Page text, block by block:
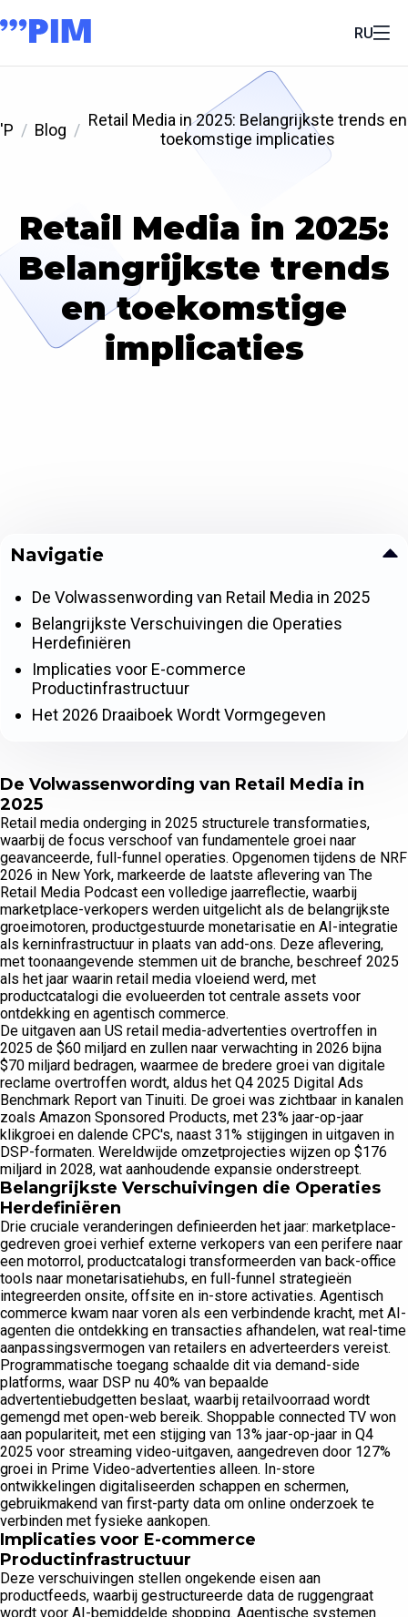
RU
'P Blog
Retail Media in 2025: Belangrijkste trends en
toekomstige implicaties
Retail Media in 2025:
Belangrijkste trends
en toekomstige
implicaties
De Volwassenwording van Retail Media in
2025
Retail media onderging in 2025 structurele transformaties,
waarbij de focus verschoof van fundamentele groei naar
geavanceerde, full-funnel operaties. Opgenomen tijdens de NRF
2026 in New York, markeerde de laatste aflevering van The
Retail Media Podcast een volledige jaarreflectie, waarbij
marketplace-verkopers werden uitgelicht als de belangrijkste
groeimotoren, productgestuurde monetarisatie en AI-integratie
als kerninfrastructuur in plaats van add-ons. Deze aflevering,
met toonaangevende stemmen uit de branche, beschreef 2025
als het jaar waarin retail media vloeiend werd, met
productcatalogi die evolueerden tot centrale assets voor
ontdekking en agentisch commerce.
De uitgaven aan US retail media-advertenties overtroffen in
2025 de $60 miljard en zullen naar verwachting in 2026 bijna
$70 miljard bedragen, waarmee de bredere groei van digitale
reclame overtroffen wordt, aldus het Q4 2025 Digital Ads
Benchmark Report van Tinuiti. De groei was zichtbaar in kanalen
zoals Amazon Sponsored Products, met 23% jaar-op-jaar
klikgroei en dalende CPC's, naast 31% stijgingen in uitgaven in
DSP-formaten. Wereldwijde omzetprojecties wijzen op $176
miljard in 2028, wat aanhoudende expansie onderstreept.
Belangrijkste Verschuivingen die Operaties
Herdefiniëren
Drie cruciale veranderingen definieerden het jaar: marketplace-
gedreven groei verhief externe verkopers van een perifere naar
een motorrol, productcatalogi transformeerden van back-office
tools naar monetarisatiehubs, en full-funnel strategieën
integreerden onsite, offsite en in-store activaties. Agentisch
commerce kwam naar voren als een verbindende kracht, met AI-
agenten die ontdekking en transacties afhandelen, wat real-time
aanpassingsvermogen van retailers en adverteerders vereist.
Programmatische toegang schaalde dit via demand-side
platforms, waar DSP nu 40% van bepaalde
advertentiebudgetten beslaat, waarbij retailvoorraad wordt
gemengd met open-web bereik. Shoppable connected TV won
aan populariteit, met een stijging van 13% jaar-op-jaar in Q4
2025 voor streaming video-uitgaven, aangedreven door 127%
groei in Prime Video-advertenties alleen. In-store
ontwikkelingen digitaliseerden schappen en schermen,
gebruikmakend van first-party data om online onderzoek te
verbinden met fysieke aankopen.
Implicaties voor E-commerce
Productinfrastructuur
Deze verschuivingen stellen ongekende eisen aan
productfeeds, waarbij gestructureerde data de ruggengraat
wordt voor AI-bemiddelde shopping. Agentische systemen
Navigatie
De Volwassenwording van Retail Media in 2025
Belangrijkste Verschuivingen die Operaties
Herdefiniëren
Implicaties voor E-commerce
Productinfrastructuur
Het 2026 Draaiboek Wordt Vormgegeven